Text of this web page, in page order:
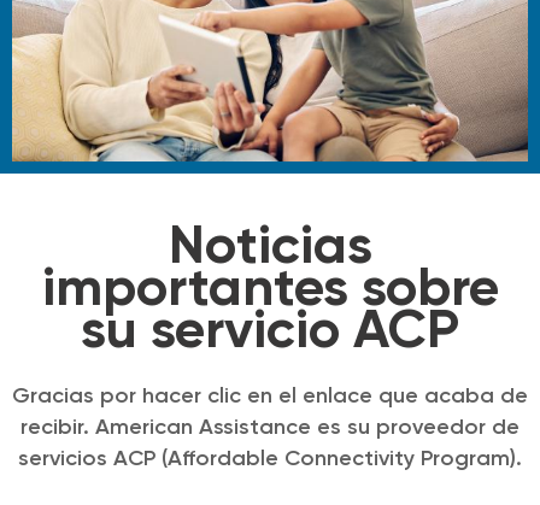
Noticias
importantes sobre
su servicio ACP
Gracias por hacer clic en el enlace que acaba de
recibir. American Assistance es su proveedor de
servicios ACP (Affordable Connectivity Program).